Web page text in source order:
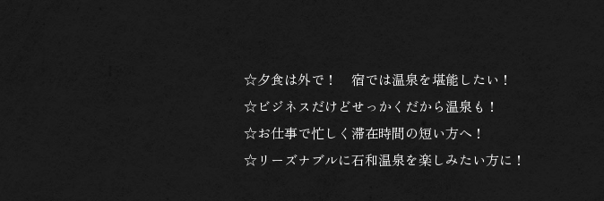
☆夕食は外で！ 宿では温泉を堪能したい！
☆ビジネスだけどせっかくだから温泉も！
☆お仕事で忙しく滞在時間の短い方へ！
☆リーズナブルに石和温泉を楽しみたい方に！